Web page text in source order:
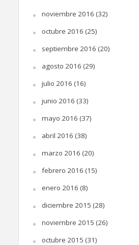
noviembre 2016 (32)
octubre 2016 (25)
septiembre 2016 (20)
agosto 2016 (29)
julio 2016 (16)
junio 2016 (33)
mayo 2016 (37)
abril 2016 (38)
marzo 2016 (20)
febrero 2016 (15)
enero 2016 (8)
diciembre 2015 (28)
noviembre 2015 (26)
octubre 2015 (31)